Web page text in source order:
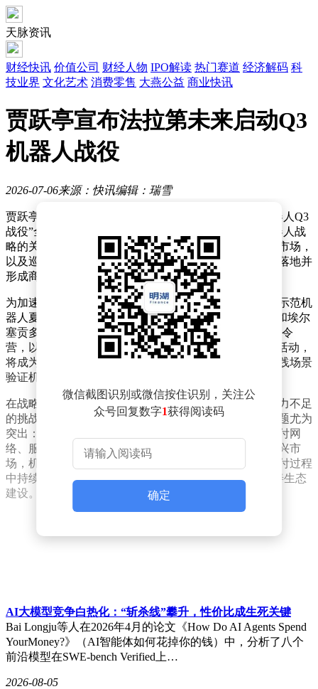
天脉资讯
财经快讯 价值公司 财经人物 IPO解读 热门赛道 经济解码 科
技业界 文化艺术 消费零售 大燕公益 商业快讯
贾跃亭宣布法拉第未来启动Q3
机器人战役
2026-07-06来源：快讯编辑：瑞雪
贾跃亭在社交平台发布长文，正式宣布“法拉第未来机器人Q3
战役”全面启动。他指出，三季度将成为法拉第未来机器人战
略的关键阶段，公司计划通过聚焦教育、工业两大新兴市场，
以及巡检安防等成熟领域，推动产品在实际场景中快速落地并
形成商业闭环。
为加速市场渗透，法拉第未来宣布即日起启动首批三大示范机
器人夏令营项目。其中，与洛杉矶林伍德（Lynwood）和埃尔
塞贡多（El Segundo）两大公立学区合作的EAI机器人夏令
营，以及与美国全周期教育机构Triple I联合开展的专项活动，
将成为教育场景落地的重要载体。这些项目旨在通过实践场景
验证机器人技术，同时培养潜在用户群体。
在战略推进过程中，贾跃亭坦言公司面临工业化体系能力不足
的挑战。他分析称，交付能力滞后于销售增长速度的问题尤为
突出：内部层面，除加州总部周边区域外，其他州的交付网
络、服务体系和运营效率仍需提升；外部层面，作为新兴市
场，机器人行业尚未形成完整的标准体系，公司需在交付过程
中持续积累经验，通过“交付-反馈-优化”的循环逐步完善生态
建设。
微信截图识别或微信按住识别，关注公
众号回复数字1获得阅读码
确定
AI大模型竞争白热化：“斩杀线”攀升，性价比成生死关键
Bai Longju等人在2026年4月的论文《How Do AI Agents Spend
YourMoney?》（AI智能体如何花掉你的钱）中，分析了八个
前沿模型在SWE-bench Verified上…
2026-08-05